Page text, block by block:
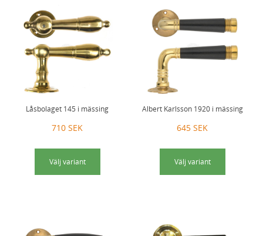
Låsbolaget 145 i mässing
710 SEK
Välj variant
Albert Karlsson 1920 i mässing
645 SEK
Välj variant